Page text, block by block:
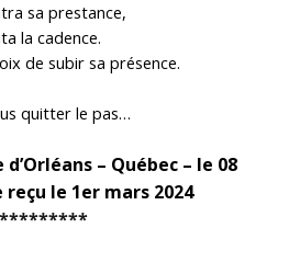
sa prestance,
la cadence.
de subir sa présence.
quitter le pas…
– Québec – le 08
le 1er mars 2024
*********